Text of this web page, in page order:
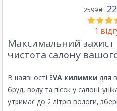
2599₴
1
Максимальний захист
чистота салону
В наявності EVA килимки для
бруд, воду та пісок у салоні:
утримає до 2 літрів вологи,